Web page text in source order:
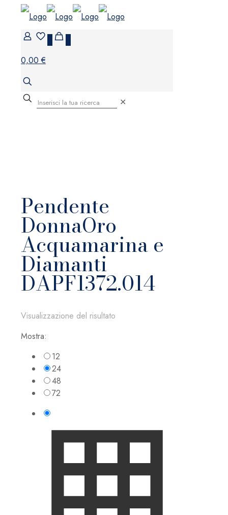
0,00 €
✕
Pendente
DonnaOro
Acquamarina e
Diamanti
DAPF1372.014
Visualizzazione del risultato
Mostra:
12
24
48
72